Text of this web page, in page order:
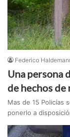
Federico
Una persona
de hechos
Mas de 15 Policías
ponerlo a